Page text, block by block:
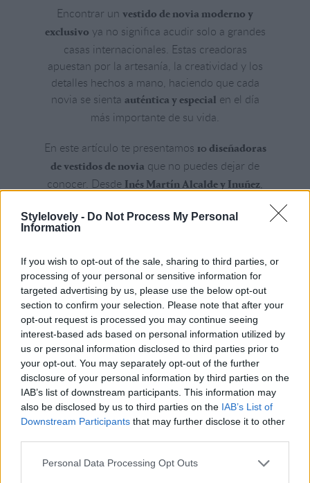
Stylelovely - Do Not Process My Personal
Information
If you wish to opt-out of the sale, sharing to third parties, or
processing of your personal or sensitive information for
targeted advertising by us, please use the below opt-out
section to confirm your selection. Please note that after your
opt-out request is processed you may continue seeing
interest-based ads based on personal information utilized by
us or personal information disclosed to third parties prior to
your opt-out. You may separately opt-out of the further
disclosure of your personal information by third parties on the
IAB’s list of downstream participants. This information may
also be disclosed by us to third parties on the IAB’s List of
Downstream Participants that may further disclose it to other
Personal Data Processing Opt Outs
Encontrar un vestido de novia moderno y
exclusivo ya no significa acudir solo a grandes
casas internacionales. Estas creadoras
apuestan por la artesanía, la creatividad y los
detalles hechos a mano, haciendo que cada
novia se sienta auténtica y especial en el día
más importante de su vida.
En este artículo te presentamos 10 diseñadoras
de vestidos de novia que no puedes dejar de
conocer. Desde Inés Martín Alcalde y Inuñez,
hasta Helena Marenque, ideal para un estilo
boho chic, estas creadoras tienen opciones
por Julia Micó Cuenca
Ver todas las fotos